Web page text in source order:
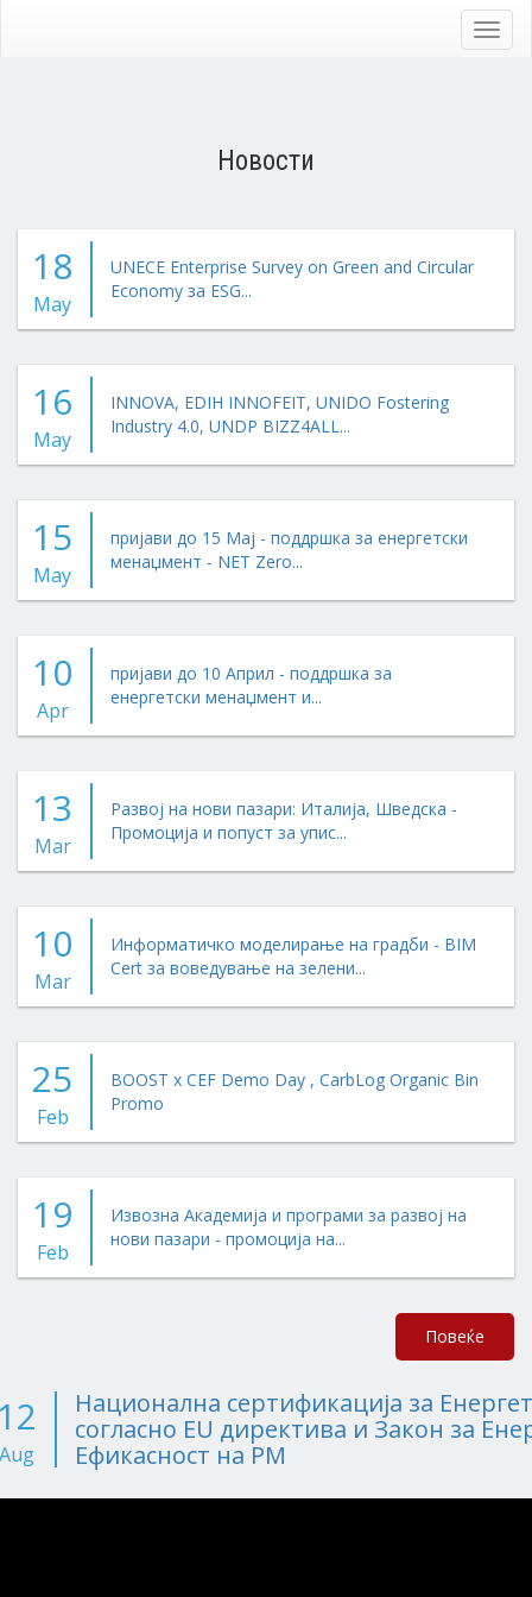
Новости
18
May
UNECE Enterprise Survey on Green and Circular
Economy за ESG...
16
May
INNOVA, EDIH INNOFEIT, UNIDO Fostering
Industry 4.0, UNDP BIZZ4ALL...
15
May
пријави до 15 Мај - поддршка за енергетски
менаџмент - NET Zero...
10
Apr
пријави до 10 Април - поддршка за
енергетски менаџмент и...
13
Mar
Развој на нови пазари: Италија, Шведска -
Промоција и попуст за упис...
10
Mar
Информатичко моделирање на градби - BIM
Cert за воведување на зелени...
25
Feb
BOOST x CEF Demo Day , CarbLog Organic Bin
Promo
19
Feb
Извозна Академија и програми за развој на
нови пазари - промоција на...
Повеќе
Aug
Национална сертификација за
согласно EU директива и Закон за
Ефикасност на РМ